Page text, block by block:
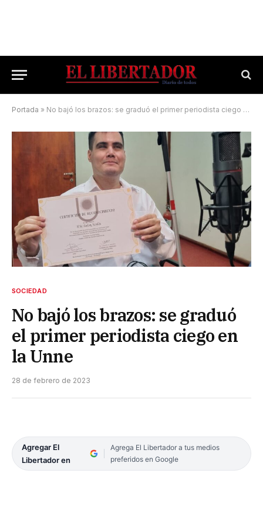
Portada » No bajó los brazos: se graduó el primer periodista ciego en la Unne
SOCIEDAD
No bajó los brazos: se graduó
el primer periodista ciego en
la Unne
28 de febrero de 2023
Agregar El
Libertador en
Agrega El Libertador a tus medios
preferidos en Google